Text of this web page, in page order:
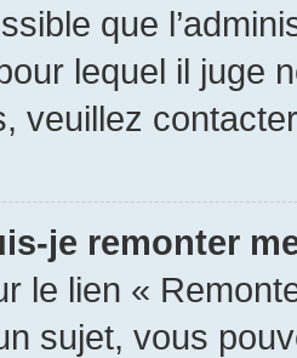
que
lequel il juge
veuillez
je remonter
le lien «
sujet, vous